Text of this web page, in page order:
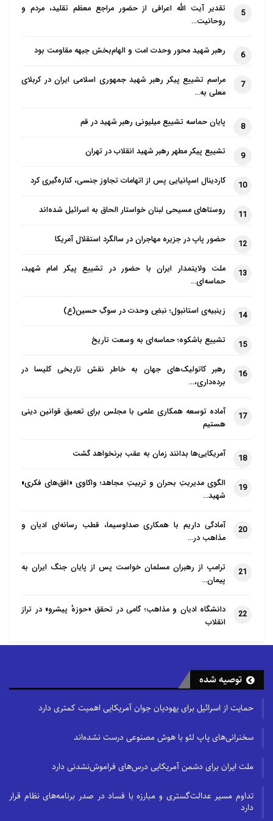
پس انسان چه می‌کند و چه باید بکند؟! یک چنین جهان
فقدان آن را به معنای فقدان خداوند می‌پندارند به بهشت
و شادی و سرگرمی و بی‌مسئولیتی، هیچ رسالت دیگری
کم‌تضادی، چه انگیزه‌ای برای رشد و تحول و
مسئولیت‌پذیری و خودسازی و مجاهدت و جامعه‌سازی برای
بشرِ مختار و صاحب اراده، باقی می‌ماند؟ اینگونه نگریستن
به عدالت خداوند هیچ تناسبی با سازوکار خلقت و واقعیات
عدالت و وضعیت بشر و مساله شرّ لازم است. یکی از
تبیین‌های جایگزین این می‌تواند باشد که بگوییم:
۲. خداوند به انسان، درجه‌ای از اختیار و اراده بخشیده
است.
۳. خداوند در این جهان، سنت‌ها و قوانینی وضع کرده
۴. خداوند به اشیاء، کیفیت‌ها و خواصی بخشیده است.
مطالب مرتبط
کمتری…
سخنرانی‌های پاپ لئو با هوش مصنوعی درست نشده‌اند
۶. در این جهان عدالت توزیعی (برابری) وجود ندارد.
۷. در عملکرد خداوند، در موارد بسیار زیادی، عدالت
۸. خداوند، عدالت پیشگیرانه ندارد.
حرکت، مسئولیت‌پذیری و رشد بشر ضروری به نظر
می‌رسد.
5
تقدیر آیت الله اعرافی از حضور مراجع معظم تقلید، مردم و
روحانیت…
6 رهبر شهید محور وحدت امت و الهام‌بخش جبهه مقاومت بود
7
مراسم تشییع پیکر رهبر شهید جمهوری اسلامی ایران در کربلای
معلی به…
8 پایان حماسه تشییع میلیونی رهبر شهید در قم
9 تشییع پیکر مطهر رهبر شهید انقلاب در تهران
10 کاردینال اسپانیایی پس از اتهامات تجاوز جنسی، کناره‌گیری کرد
11 روستاهای مسیحی لبنان خواستار الحاق به اسرائیل شده‌اند
12 حضور پاپ در جزیره مهاجران در سالگرد استقلال آمریکا
13
ملت ولایتمدار ایران با حضور در تشییع پیکر امام شهید،
حماسه‌ای…
14 زینبیه‌ی استانبول؛ نبضِ وحدت در سوگِ حسین(ع)
15 تشییع باشکوه؛ حماسه‌ای به وسعت تاریخ
16
رهبر کاتولیک‌های جهان به خاطر نقش تاریخی کلیسا در
برده‌داری،…
17
آماده توسعه همکاری علمی با مجلس برای تعمیق قوانین دینی
هستیم
18 آمریکایی‌ها بدانند زمان به عقب برنخواهد گشت
19
الگوی مدیریتِ بحران و تربیتِ مجاهد؛ واکاوی «افق‌های فکری»
شهید…
20
آمادگی داریم با همکاری صداوسیما، قطب رسانه‌ای ادیان و
مذاهب در…
21
ترامپ از رهبران مسلمان خواست پس از پایان جنگ ایران به
پیمان…
22
دانشگاه ادیان و مذاهب؛ گامی در تحقق «حوزهٔ پیشرو» در تراز
انقلاب
توصیه شده
حمایت از اسرائیل برای یهودیان جوان آمریکایی اهمیت کمتری دارد
سخنرانی‌های پاپ لئو با هوش مصنوعی درست نشده‌اند
ملت ایران برای دشمن آمریکایی درس‌های فراموش‌نشدنی دارد
تداوم مسیر عدالت‌گستری و مبارزه با فساد در صدر برنامه‌های نظام قرار
دارد